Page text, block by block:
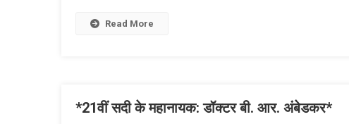
Read More
*21वीं सदी के महानायक: डॉक्टर बी. आर. अंबेडकर*